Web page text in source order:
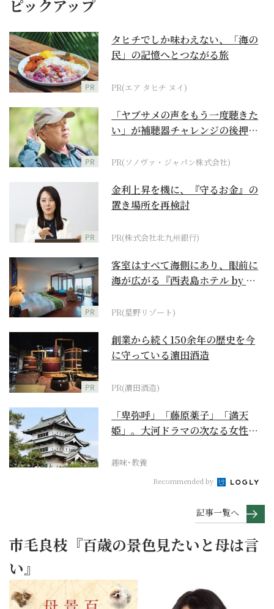
ピックアップ
PR
タヒチでしか味わえない、「海の
民」の記憶へとつながる旅
PR(エア タヒチ ヌイ)
PR
「ヤブサメの声をもう一度聴きた
い」が補聴器チャレンジの後押し
PR(ソノヴァ・ジャパン株式会社)
PR
金利上昇を機に、『守るお金』の
置き場所を再検討
PR(株式会社北九州銀行)
PR
客室はすべて海側にあり、眼前に
海が広がる『西表島ホテル by 星
PR(星野リゾート)
PR
創業から続く150余年の歴史を今
に守っている濵田酒造
PR(濵田酒造)
「卑弥呼」「藤原薬子」「満天
姫」。大河ドラマの次なる女性主
趣味･教養
Recommended by
記事一覧へ
市毛良枝『百歳の景色見たいと母は言
い』